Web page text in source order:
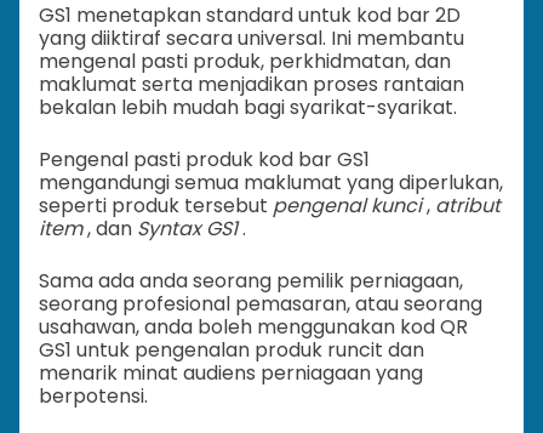
GS1 menetapkan standard untuk kod bar 2D
yang diiktiraf secara universal. Ini membantu
mengenal pasti produk, perkhidmatan, dan
maklumat serta menjadikan proses rantaian
bekalan lebih mudah bagi syarikat-syarikat.
Pengenal pasti produk kod bar GS1
mengandungi semua maklumat yang diperlukan,
seperti produk tersebut pengenal kunci, atribut
item, dan Syntax GS1.
Sama ada anda seorang pemilik perniagaan,
seorang profesional pemasaran, atau seorang
usahawan, anda boleh menggunakan kod QR
GS1 untuk pengenalan produk runcit dan
menarik minat audiens perniagaan yang
berpotensi.